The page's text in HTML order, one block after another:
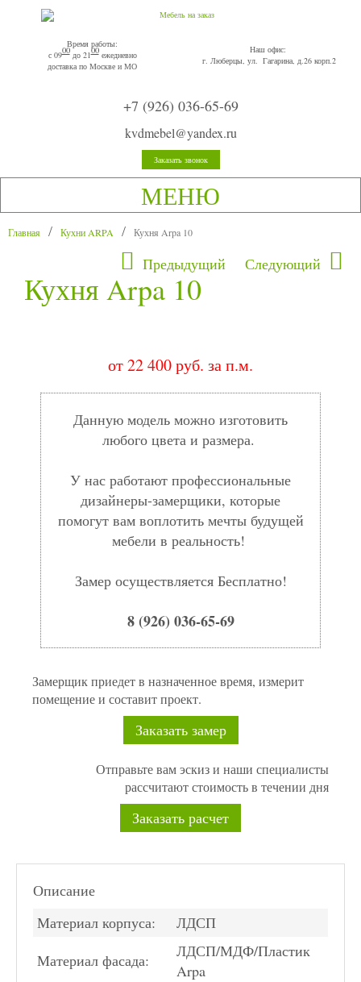
Время работы:
с 0900до 2100ежедневно
доставка по Москве и МО
Наш офис:
г. Люберцы, ул. Гагарина, д.26 корп.2
+7 (926) 036-65-69
kvdmebel@yandex.ru
Заказать звонок
МЕНЮ
Главная Кухни ARPA Кухня Arpa 10
Предыдущий Следующий
Кухня Arpa 10
от 22 400 руб. за п.м.
Данную модель можно изготовить
любого цвета и размера.
У нас работают профессиональные
дизайнеры-замерщики, которые
помогут вам воплотить мечты будущей
мебели в реальность!
Замер осуществляется Бесплатно!
8 (926) 036-65-69
Замерщик приедет в назначенное время, измерит
помещение и составит проект.
Заказать замер
Отправьте вам эскиз и наши специалисты
рассчитают стоимость в течении дня
Заказать расчет
Описание
Материал корпуса:
ЛДСП
Материал фасада:
ЛДСП/МДФ/Пластик
Arpa